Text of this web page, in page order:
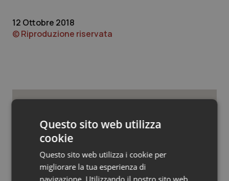
Psoriasi & pelle
Quotidiano Chirurgia
Quotidiano Pediatria
Rene & patologie urogenitali
12 Ottobre 2018
© Riproduzione riservata
Potrebbe interessarti in
Campania
Settimana della Scienza dello
Spallanzani: capire la ricerca per
Questo sito web utilizza
cookie
Questo sito web utilizza i cookie per
migliorare la tua esperienza di
navigazione. Utilizzando il nostro sito web